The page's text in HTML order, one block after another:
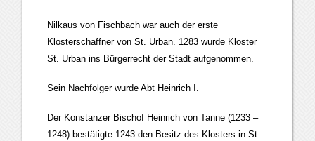
Nilkaus von Fischbach war auch der erste
Klosterschaffner von St. Urban. 1283 wurde Kloster
St. Urban ins Bürgerrecht der Stadt aufgenommen.
Sein Nachfolger wurde Abt Heinrich I.
Der Konstanzer Bischof Heinrich von Tanne (1233 –
1248) bestätigte 1243 den Besitz des Klosters in St.